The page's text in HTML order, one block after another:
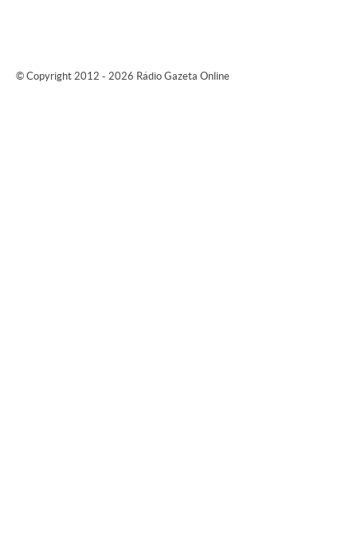
© Copyright 2012 - 2026 Rádio Gazeta Online